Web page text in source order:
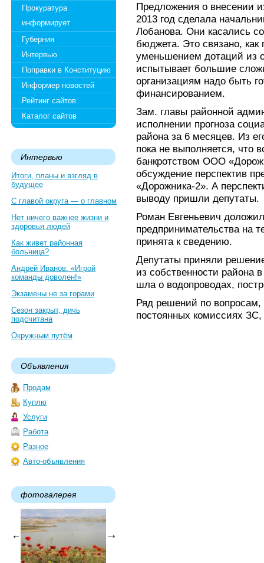
Прокуратура
информирует
Губерния
Интервью
Поправки в Конституцию
Информер новостей
Рейтинг сайтов
Каталог сайтов
Интервью
Итоги, планы и взгляд в
будущее
С главой округа — о главном
Нет ничего важнее жизни и
здоровья людей
Как живет районная
больница?
Андрей Иванов: «Игрой
команды доволен!»
Экзамены не за горами
Сезон закрыт, дичь
подсчитана
Окружным путём
Объявления
Продам
Куплю
Услуги
Работа
Разное
Авто-объявления
фотогалерея
Предложения о внесении
2013 год сделала
Лобанова. Они касались
бюджета. Это связано,
уменьшением дотаций из
испытывает большие
организациям надо быть
финансированием.
Зам. главы районной
исполнении прогноза
района за 6 месяцев. Из
пока не выполняется, что
банкротством ООО
обсуждение перспектив
«Дорожника-2». А
выводу пришли депутаты.
Роман Евгеньевич
предпринимательства на
принята к сведению.
Депутаты приняли
из собственности района
шла о водопроводах,
Ряд решений по
постоянных комиссиях